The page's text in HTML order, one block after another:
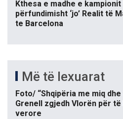
Kthesa e madhe e
përfundimisht ‘jo’ Realit të
te Barcelona
Më të lexuarat
Foto/ “Shqipëria me miq
Grenell zgjedh Vlorën për
verore